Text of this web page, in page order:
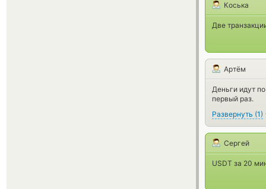
Коська
Две
Артём
Деньги идут
первый раз.
Развернуть (1)
Сергей
USDT за 20